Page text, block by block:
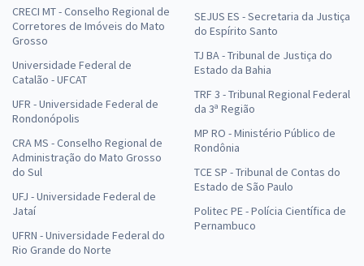
CRECI MT - Conselho Regional de
Corretores de Imóveis do Mato
Grosso
Universidade Federal de
Catalão - UFCAT
UFR - Universidade Federal de
Rondonópolis
CRA MS - Conselho Regional de
Administração do Mato Grosso
do Sul
UFJ - Universidade Federal de
Jataí
UFRN - Universidade Federal do
Rio Grande do Norte
SEJUS ES - Secretaria da Justiça
do Espírito Santo
TJ BA - Tribunal de Justiça do
Estado da Bahia
TRF 3 - Tribunal Regional Federal
da 3ª Região
MP RO - Ministério Público de
Rondônia
TCE SP - Tribunal de Contas do
Estado de São Paulo
Politec PE - Polícia Científica de
Pernambuco